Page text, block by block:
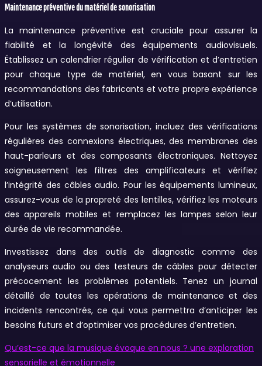
Maintenance préventive du matériel de sonorisation
La maintenance préventive est cruciale pour assurer la
fiabilité et la longévité des équipements audiovisuels.
Établissez un calendrier régulier de vérification et d’entretien
pour chaque type de matériel, en vous basant sur les
recommandations des fabricants et votre propre expérience
d’utilisation.
Pour les systèmes de sonorisation, incluez des vérifications
régulières des connexions électriques, des membranes des
haut-parleurs et des composants électroniques. Nettoyez
soigneusement les filtres des amplificateurs et vérifiez
l’intégrité des câbles audio. Pour les équipements lumineux,
assurez-vous de la propreté des lentilles, vérifiez les moteurs
des appareils mobiles et remplacez les lampes selon leur
durée de vie recommandée.
Investissez dans des outils de diagnostic comme des
analyseurs audio ou des testeurs de câbles pour détecter
précocement les problèmes potentiels. Tenez un journal
détaillé de toutes les opérations de maintenance et des
incidents rencontrés, ce qui vous permettra d’anticiper les
besoins futurs et d’optimiser vos procédures d’entretien.
Qu’est-ce que la musique évoque en nous ? une exploration
sensorielle et émotionnelle